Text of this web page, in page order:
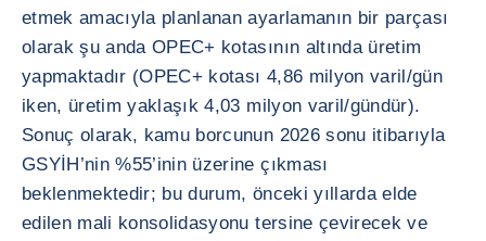
etmek amacıyla planlanan ayarlamanın bir parçası
olarak şu anda OPEC+ kotasının altında üretim
yapmaktadır (OPEC+ kotası 4,86 milyon varil/gün
iken, üretim yaklaşık 4,03 milyon varil/gündür).
Sonuç olarak, kamu borcunun 2026 sonu itibarıyla
GSYİH’nin %55’inin üzerine çıkması
beklenmektedir; bu durum, önceki yıllarda elde
edilen mali konsolidasyonu tersine çevirecek ve